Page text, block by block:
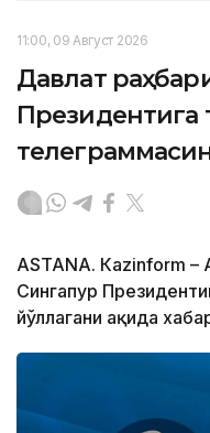
11:00, 09 Август 2026
Давлат
Президентига
ASTANА. Кazinform –
Сингапур
йўллагани ҳақида